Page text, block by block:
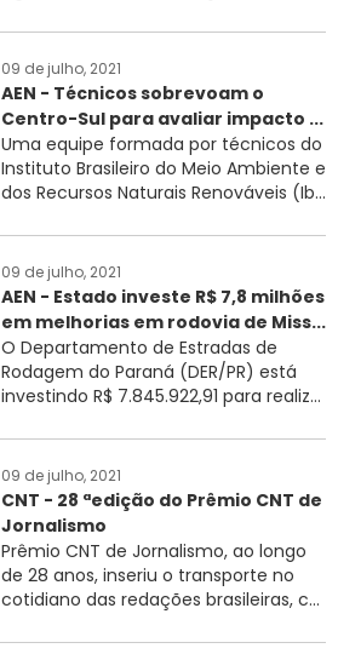
09 de julho, 2021
AEN - Técnicos sobrevoam o
Centro-Sul para avaliar impacto ...
Uma equipe formada por técnicos do
Instituto Brasileiro do Meio Ambiente e
dos Recursos Naturais Renováveis (Ib...
09 de julho, 2021
AEN - Estado investe R$ 7,8 milhões
em melhorias em rodovia de Miss...
O Departamento de Estradas de
Rodagem do Paraná (DER/PR) está
investindo R$ 7.845.922,91 para realiz...
09 de julho, 2021
CNT - 28 ªedição do Prêmio CNT de
Jornalismo
Prêmio CNT de Jornalismo, ao longo
de 28 anos, inseriu o transporte no
cotidiano das redações brasileiras, c...